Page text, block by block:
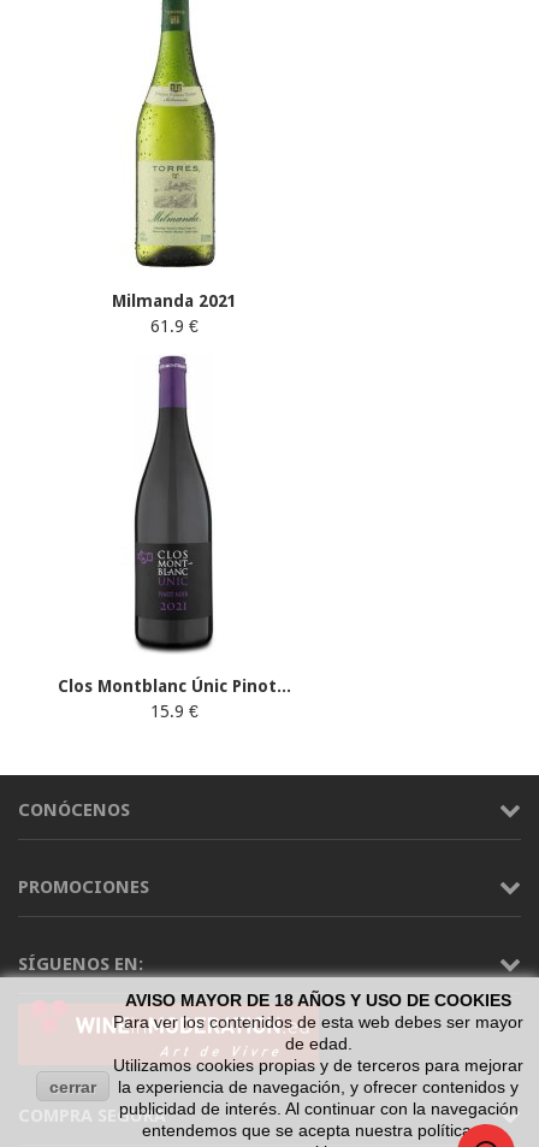
Milmanda 2021
61.9 €
Clos Montblanc Únic Pinot...
15.9 €
CONÓCENOS
PROMOCIONES
SÍGUENOS EN:
COMPRA SEGURA
cerrar
AVISO MAYOR DE 18 AÑOS Y USO DE COOKIES
Para ver los contenidos de esta web debes ser mayor
de edad.
Utilizamos cookies propias y de terceros para mejorar
la experiencia de navegación, y ofrecer contenidos y
publicidad de interés. Al continuar con la navegación
entendemos que se acepta nuestra política de